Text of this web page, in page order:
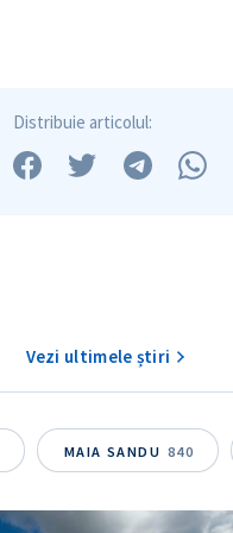
Distribuie articolul:
Vezi ultimele știri
MAIA SANDU 840